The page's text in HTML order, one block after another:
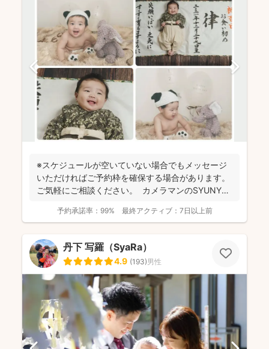
※スケジュールが空いていない場合でもメッセージ
いただければご予約枠を確保する場合があります。
ご気軽にご相談ください。 カメラマンのSYUNYA
予約承諾率： 99% 最終アクティブ： 7日以上前
丹下 写羅（SyaRa）
4.9 (193)男性